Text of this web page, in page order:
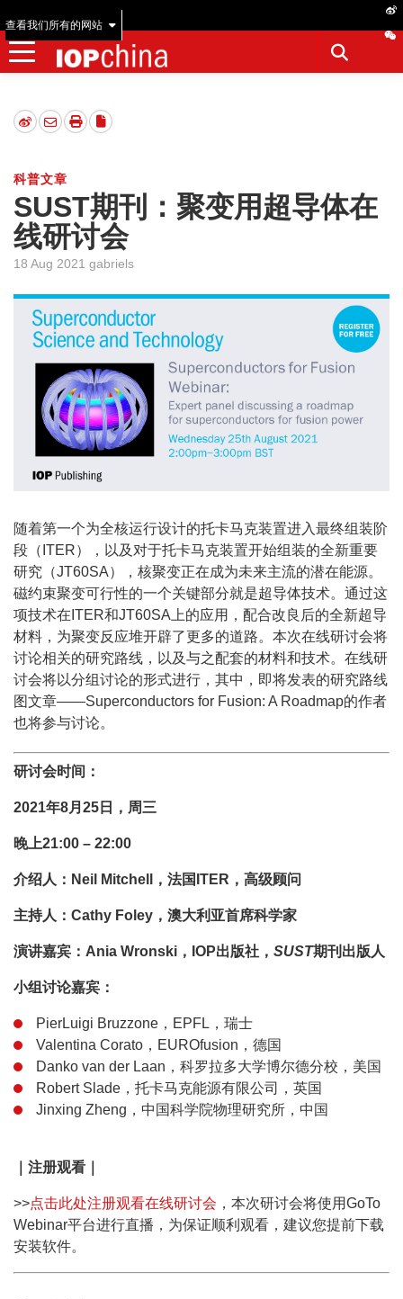
查看我们所有的网站
科普文章
SUST期刊：聚变用超导体在
线研讨会
18 Aug 2021 gabriels
随着第一个为全核运行设计的托卡马克装置进入最终组装阶
段（ITER），以及对于托卡马克装置开始组装的全新重要
研究（JT60SA），核聚变正在成为未来主流的潜在能源。
磁约束聚变可行性的一个关键部分就是超导体技术。通过这
项技术在ITER和JT60SA上的应用，配合改良后的全新超导
材料，为聚变反应堆开辟了更多的道路。本次在线研讨会将
讨论相关的研究路线，以及与之配套的材料和技术。在线研
讨会将以分组讨论的形式进行，其中，即将发表的研究路线
图文章——Superconductors for Fusion: A Roadmap的作者
也将参与讨论。
研讨会时间：
2021年8月25日，周三
晚上21:00 – 22:00
介绍人：Neil Mitchell，法国ITER，高级顾问
主持人：Cathy Foley，澳大利亚首席科学家
演讲嘉宾：Ania Wronski，IOP出版社， SUST期刊出版人
小组讨论嘉宾：
PierLuigi Bruzzone，EPFL，瑞士
Valentina Corato，EUROfusion，德国
Danko van der Laan，科罗拉多大学博尔德分校，美国
Robert Slade，托卡马克能源有限公司，英国
Jinxing Zheng，中国科学院物理研究所，中国
注册观看｜
>>点击此处注册观看在线研讨会 ，本次研讨会将使用GoTo
Webinar平台进行直播，为保证顺利观看，建议您提前下载
安装软件。